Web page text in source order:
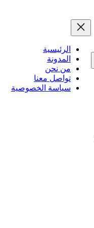
الرئيسية
المدونة
من نحن
تواصل معنا
سياسة الخصوصية